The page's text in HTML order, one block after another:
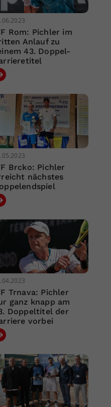
Rom: Pichler im
Anlauf zu
43. Doppel-
Brcko: Pichler
nächstes
Trnava: Pichler
ganz knapp am
Doppeltitel der
vorbei